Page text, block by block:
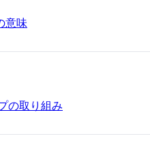
意味
の取り組み